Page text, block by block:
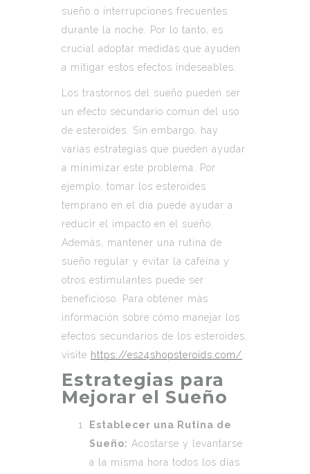
sueño o interrupciones frecuentes
durante la noche. Por lo tanto, es
crucial adoptar medidas que ayuden
a mitigar estos efectos indeseables.
Los trastornos del sueño pueden ser
un efecto secundario común del uso
de esteroides. Sin embargo, hay
varias estrategias que pueden ayudar
a minimizar este problema. Por
ejemplo, tomar los esteroides
temprano en el día puede ayudar a
reducir el impacto en el sueño.
Además, mantener una rutina de
sueño regular y evitar la cafeína y
otros estimulantes puede ser
beneficioso. Para obtener más
información sobre cómo manejar los
efectos secundarios de los esteroides,
visite https://es24shopsteroids.com/
Estrategias para
Mejorar el Sueño
Establecer una Rutina de
Sueño: Acostarse y levantarse
a la misma hora todos los días